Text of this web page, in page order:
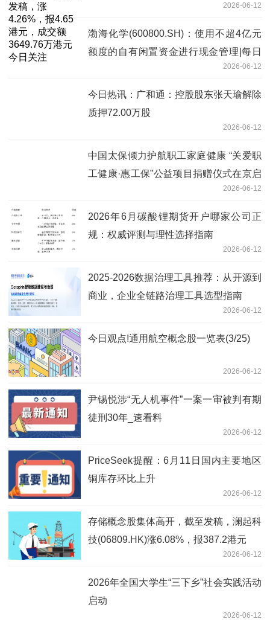
2026-06-12
渤海化学(600800.SH)：使用不超4亿元
额度的自有闲置资金进行现金管理|每日
2026-06-12
今日热讯：广和通：控股股东张天瑜解除
质押72.00万股
2026-06-12
中国太保倾力护航职工家庭健康 “关爱职
工健康·惠工保”公益项目捐赠仪式在京启
2026-06-12
2026年6月碳酸锂期货开户哪家公司正
规：权威评测与理性选择指南
2026-06-12
2025-2026数据治理工具推荐：从开源到
商业，企业全链路治理工具选型指南
2026-06-12
今日观点!通用航空概念股一览表(3/25)
2026-06-12
尹锡悦涉“无人机事件”一案一审被判有期
徒刑30年_速看料
2026-06-12
PriceSeek提醒：6月11日国内主要地区
铜库存环比上升
2026-06-12
存储概念股集体高开，截至发稿，澜起科
技(06809.HK)涨6.08%，报387.2港元
2026-06-12
2026年全国大学生“三下乡”社会实践活动
启动
2026-06-12